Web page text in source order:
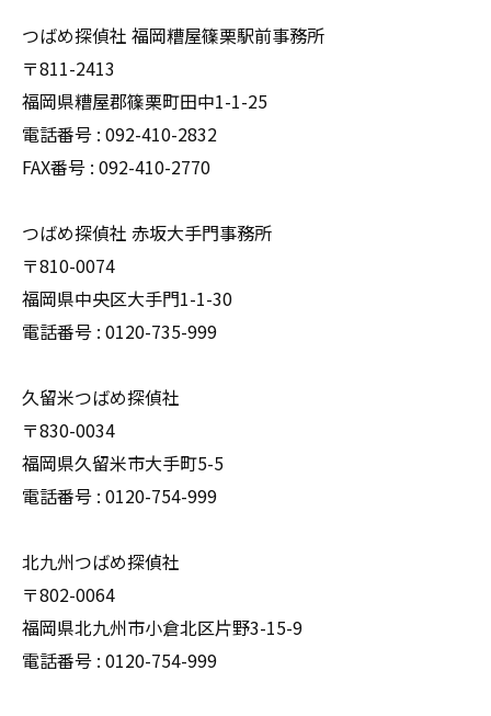
つばめ探偵社 福岡糟屋篠栗駅前事務所
〒811-2413
福岡県糟屋郡篠栗町田中1-1-25
電話番号 : 092-410-2832
FAX番号 : 092-410-2770
つばめ探偵社 赤坂大手門事務所
〒810-0074
福岡県中央区大手門1-1-30
電話番号 : 0120-735-999
久留米つばめ探偵社
〒830-0034
福岡県久留米市大手町5-5
電話番号 : 0120-754-999
北九州つばめ探偵社
〒802-0064
福岡県北九州市小倉北区片野3-15-9
電話番号 : 0120-754-999